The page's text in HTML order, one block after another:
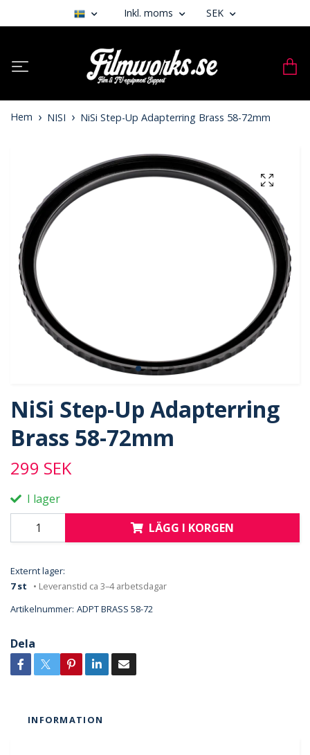
Inkl. moms SEK
Hem NISI NiSi Step-Up Adapterring Brass 58-72mm
NiSi Step-Up Adapterring
Brass 58-72mm
299 SEK
I lager
LÄGG I KORGEN
Externt lager:
7 st
• Leveranstid ca 3–4 arbetsdagar
Artikelnummer: ADPT BRASS 58-72
Dela
INFORMATION